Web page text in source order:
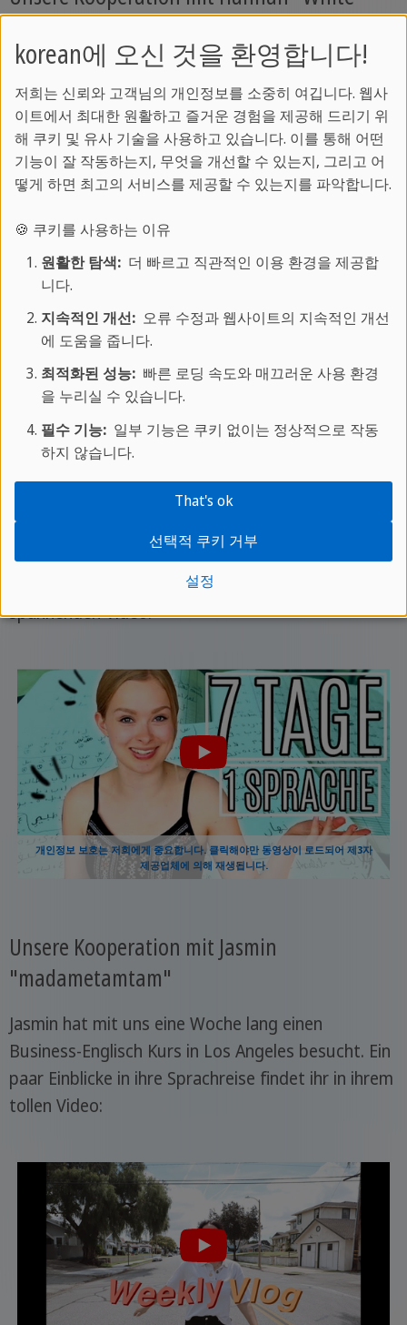
Tulips"
Hannah hat uns eine Woche in Malta bei unserem
BlogFamTrip2019 begleitet. Was sie dabei erlebt
hat, seht ihr in ihrem wirklich schönem Video:
개인정보 보호는 저희에게 중요합니다. 클릭해야만 동영상이 로드되어 제3자
제공업체에 의해 재생됩니다.
Unsere Kooperation mit " Lisa Sophie
Lisa Sophie hat mit uns in Rabat ein Experiment
gewagt. Die Ergebnisse seht ihr in ihrem
spannenden Video:
개인정보 보호는 저희에게 중요합니다. 클릭해야만 동영상이 로드되어 제3자
제공업체에 의해 재생됩니다.
Unsere Kooperation mit Jasmin
"madametamtam"
Jasmin hat mit uns eine Woche lang einen
Business-Englisch Kurs in Los Angeles besucht. Ein
paar Einblicke in ihre Sprachreise findet ihr in ihrem
tollen Video:
korean에 오신 것을 환영합니다!
저희는 신뢰와 고객님의 개인정보를 소중히 여깁니다. 웹사
이트에서 최대한 원활하고 즐거운 경험을 제공해 드리기 위
해 쿠키 및 유사 기술을 사용하고 있습니다. 이를 통해 어떤
기능이 잘 작동하는지, 무엇을 개선할 수 있는지, 그리고 어
떻게 하면 최고의 서비스를 제공할 수 있는지를 파악합니다.
🍪 쿠키를 사용하는 이유
원활한 탐색:더 빠르고 직관적인 이용 환경을 제공합
니다.
지속적인 개선:오류 수정과 웹사이트의 지속적인 개선
에 도움을 줍니다.
최적화된 성능:빠른 로딩 속도와 매끄러운 사용 환경
을 누리실 수 있습니다.
필수 기능:일부 기능은 쿠키 없이는 정상적으로 작동
하지 않습니다.
설정
선택적 쿠키 거부
That's ok